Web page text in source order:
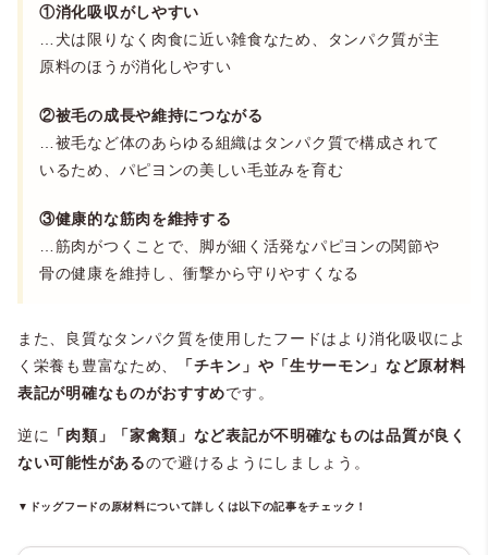
①消化吸収がしやすい
…犬は限りなく肉食に近い雑食なため、タンパク質が主
原料のほうが消化しやすい
②被毛の成長や維持につながる
…被毛など体のあらゆる組織はタンパク質で構成されて
いるため、パピヨンの美しい毛並みを育む
③健康的な筋肉を維持する
…筋肉がつくことで、脚が細く活発なパピヨンの関節や
骨の健康を維持し、衝撃から守りやすくなる
また、良質なタンパク質を使用したフードはより消化吸収によ
く栄養も豊富なため、
「チキン」や「生サーモン」など原材料
表記が明確なものがおすすめです。
逆に
「肉類」「家禽類」など表記が不明確なものは品質が良く
ない可能性があるので避けるようにしましょう。
▼ドッグフードの原材料について詳しくは以下の記事をチェック！